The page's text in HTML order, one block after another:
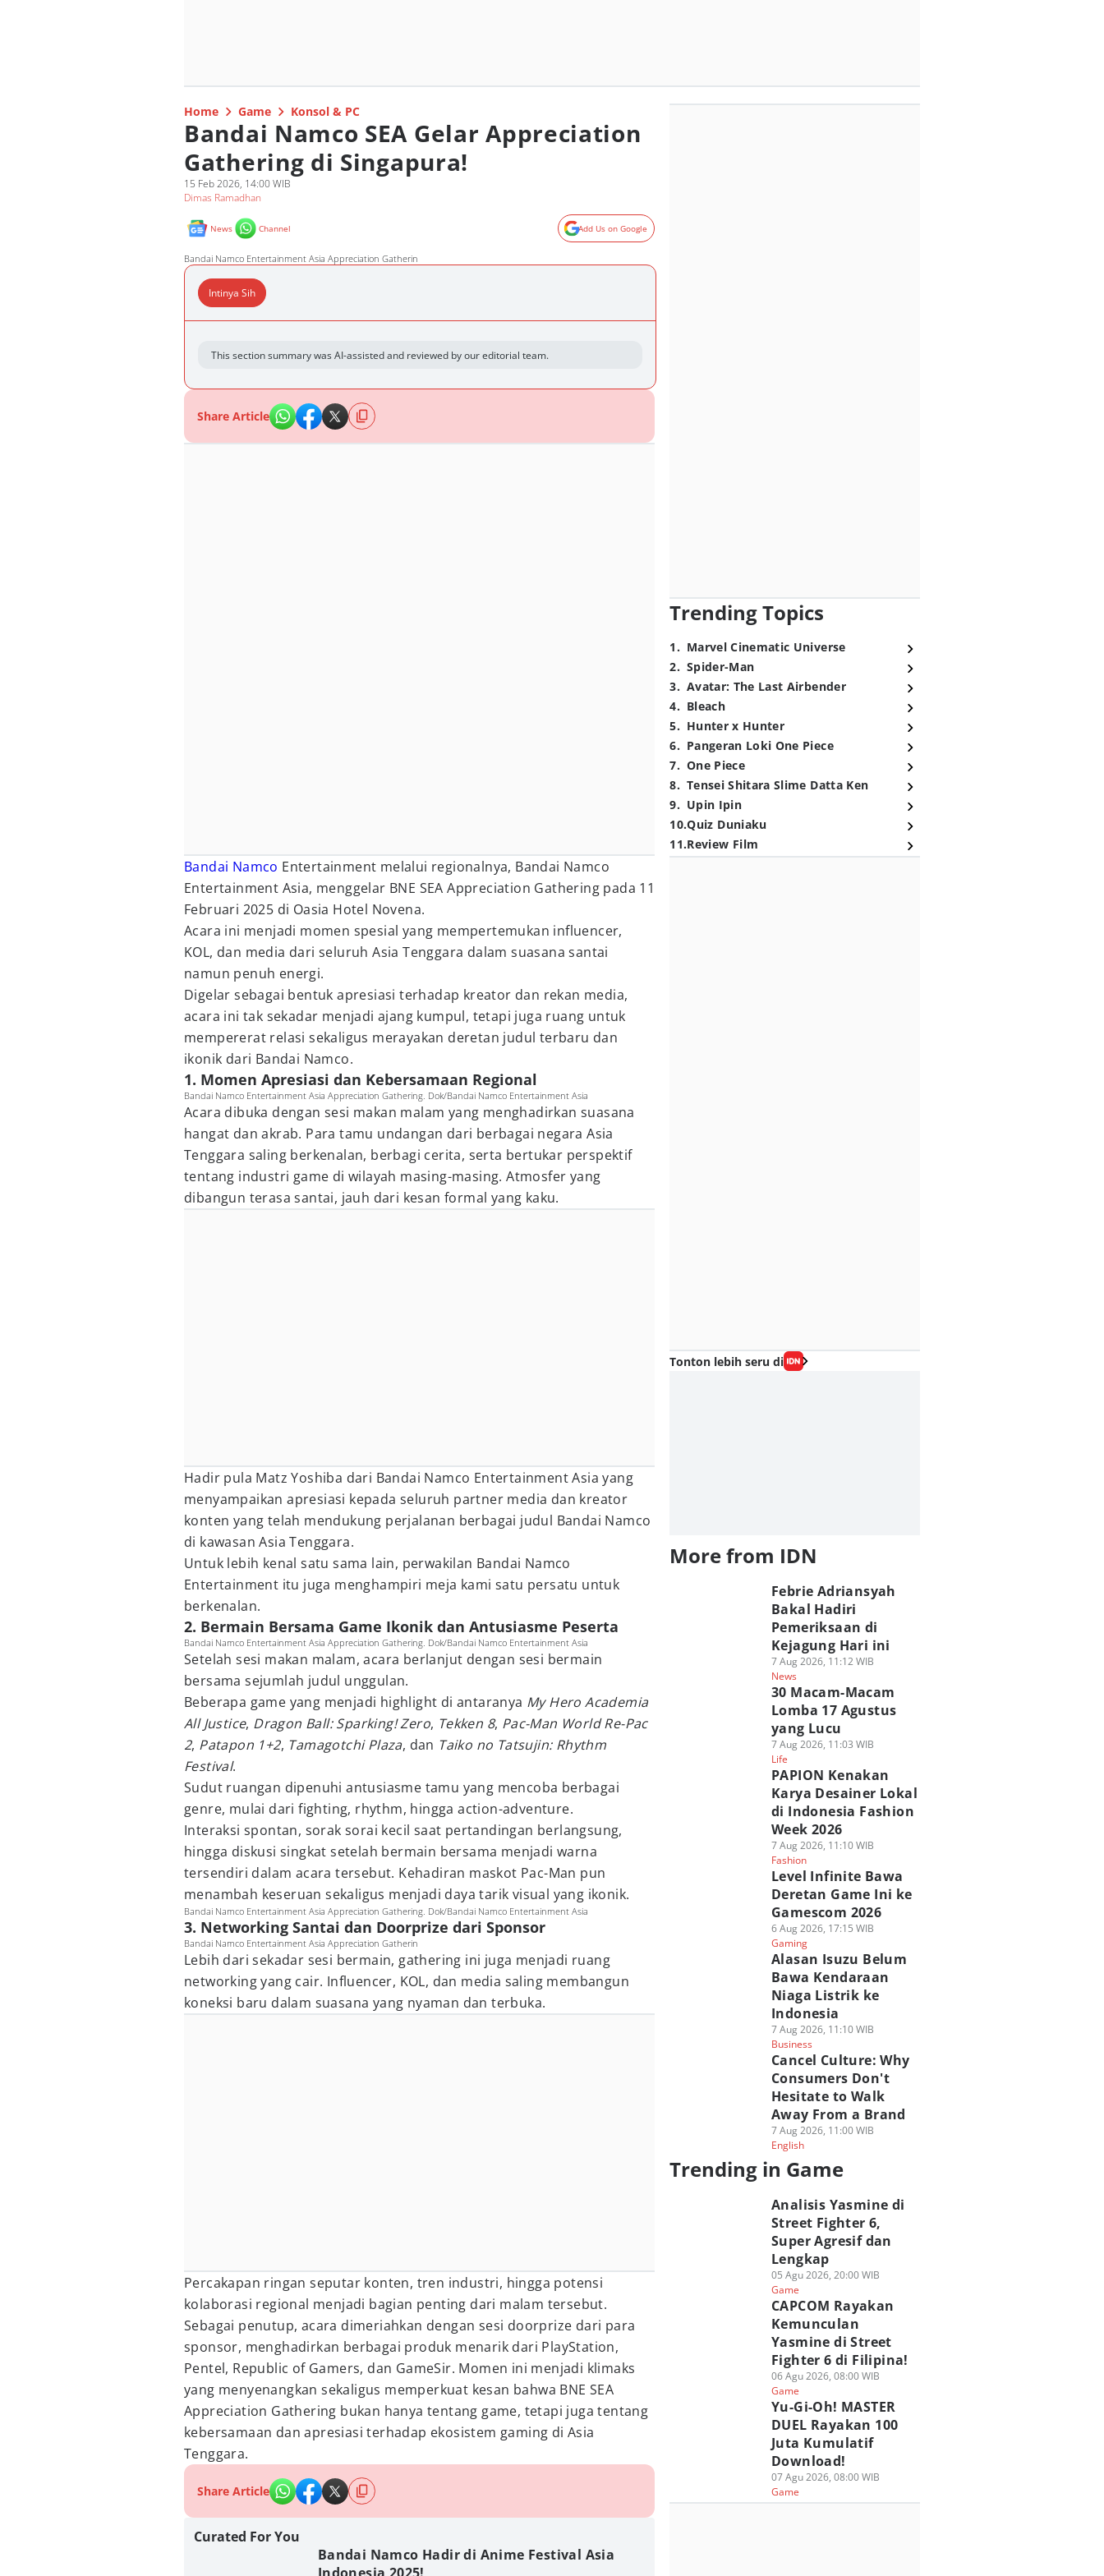
Home Game Konsol & PC
Bandai Namco SEA Gelar Appreciation
Gathering di Singapura!
15 Feb 2026, 14:00 WIB
Dimas Ramadhan
News Channel Add Us on Google
Bandai Namco Entertainment Asia Appreciation Gatherin
Intinya Sih
This section summary was AI-assisted and reviewed by our editorial team.
Share Article
Bandai Namco Entertainment melalui regionalnya, Bandai Namco
Entertainment Asia, menggelar BNE SEA Appreciation Gathering pada 11
Februari 2025 di Oasia Hotel Novena.
Acara ini menjadi momen spesial yang mempertemukan influencer,
KOL, dan media dari seluruh Asia Tenggara dalam suasana santai
namun penuh energi.
Digelar sebagai bentuk apresiasi terhadap kreator dan rekan media,
acara ini tak sekadar menjadi ajang kumpul, tetapi juga ruang untuk
mempererat relasi sekaligus merayakan deretan judul terbaru dan
ikonik dari Bandai Namco.
1. Momen Apresiasi dan Kebersamaan Regional
Bandai Namco Entertainment Asia Appreciation Gathering. Dok/Bandai Namco Entertainment Asia
Acara dibuka dengan sesi makan malam yang menghadirkan suasana
hangat dan akrab. Para tamu undangan dari berbagai negara Asia
Tenggara saling berkenalan, berbagi cerita, serta bertukar perspektif
tentang industri game di wilayah masing-masing. Atmosfer yang
dibangun terasa santai, jauh dari kesan formal yang kaku.
Hadir pula Matz Yoshiba dari Bandai Namco Entertainment Asia yang
menyampaikan apresiasi kepada seluruh partner media dan kreator
konten yang telah mendukung perjalanan berbagai judul Bandai Namco
di kawasan Asia Tenggara.
Untuk lebih kenal satu sama lain, perwakilan Bandai Namco
Entertainment itu juga menghampiri meja kami satu persatu untuk
berkenalan.
2. Bermain Bersama Game Ikonik dan Antusiasme Peserta
Bandai Namco Entertainment Asia Appreciation Gathering. Dok/Bandai Namco Entertainment Asia
Setelah sesi makan malam, acara berlanjut dengan sesi bermain
bersama sejumlah judul unggulan.
Beberapa game yang menjadi highlight di antaranya My Hero Academia
All Justice, Dragon Ball: Sparking! Zero, Tekken 8, Pac-Man World Re-Pac
2, Patapon 1+2, Tamagotchi Plaza, dan Taiko no Tatsujin: Rhythm
Festival.
Sudut ruangan dipenuhi antusiasme tamu yang mencoba berbagai
genre, mulai dari fighting, rhythm, hingga action-adventure.
Interaksi spontan, sorak sorai kecil saat pertandingan berlangsung,
hingga diskusi singkat setelah bermain bersama menjadi warna
tersendiri dalam acara tersebut. Kehadiran maskot Pac-Man pun
menambah keseruan sekaligus menjadi daya tarik visual yang ikonik.
Bandai Namco Entertainment Asia Appreciation Gathering. Dok/Bandai Namco Entertainment Asia
3. Networking Santai dan Doorprize dari Sponsor
Bandai Namco Entertainment Asia Appreciation Gatherin
Lebih dari sekadar sesi bermain, gathering ini juga menjadi ruang
networking yang cair. Influencer, KOL, dan media saling membangun
koneksi baru dalam suasana yang nyaman dan terbuka.
Percakapan ringan seputar konten, tren industri, hingga potensi
kolaborasi regional menjadi bagian penting dari malam tersebut.
Sebagai penutup, acara dimeriahkan dengan sesi doorprize dari para
sponsor, menghadirkan berbagai produk menarik dari PlayStation,
Pentel, Republic of Gamers, dan GameSir. Momen ini menjadi klimaks
yang menyenangkan sekaligus memperkuat kesan bahwa BNE SEA
Appreciation Gathering bukan hanya tentang game, tetapi juga tentang
kebersamaan dan apresiasi terhadap ekosistem gaming di Asia
Tenggara.
Share Article
Curated For You
Bandai Namco Hadir di Anime Festival Asia
Trending Topics
1. Marvel Cinematic Universe
2. Spider-Man
3. Avatar: The Last Airbender
4. Bleach
5. Hunter x Hunter
6. Pangeran Loki One Piece
7. One Piece
8. Tensei Shitara Slime Datta Ken
9. Upin Ipin
10.Quiz Duniaku
11.Review Film
Tonton lebih seru di
More from IDN
Febrie Adriansyah
Bakal Hadiri
Pemeriksaan di
Kejagung Hari ini
7 Aug 2026, 11:12 WIB
News
30 Macam-Macam
Lomba 17 Agustus
yang Lucu
7 Aug 2026, 11:03 WIB
Life
PAPION Kenakan
Karya Desainer Lokal
di Indonesia Fashion
Week 2026
7 Aug 2026, 11:10 WIB
Fashion
Level Infinite Bawa
Deretan Game Ini ke
Gamescom 2026
6 Aug 2026, 17:15 WIB
Gaming
Alasan Isuzu Belum
Bawa Kendaraan
Niaga Listrik ke
Indonesia
7 Aug 2026, 11:10 WIB
Business
Cancel Culture: Why
Consumers Don't
Hesitate to Walk
Away From a Brand
7 Aug 2026, 11:00 WIB
English
Trending in Game
Analisis Yasmine di
Street Fighter 6,
Super Agresif dan
Lengkap
05 Agu 2026, 20:00 WIB
Game
CAPCOM Rayakan
Kemunculan
Yasmine di Street
Fighter 6 di Filipina!
06 Agu 2026, 08:00 WIB
Game
Yu-Gi-Oh! MASTER
DUEL Rayakan 100
Juta Kumulatif
Download!
07 Agu 2026, 08:00 WIB
Game